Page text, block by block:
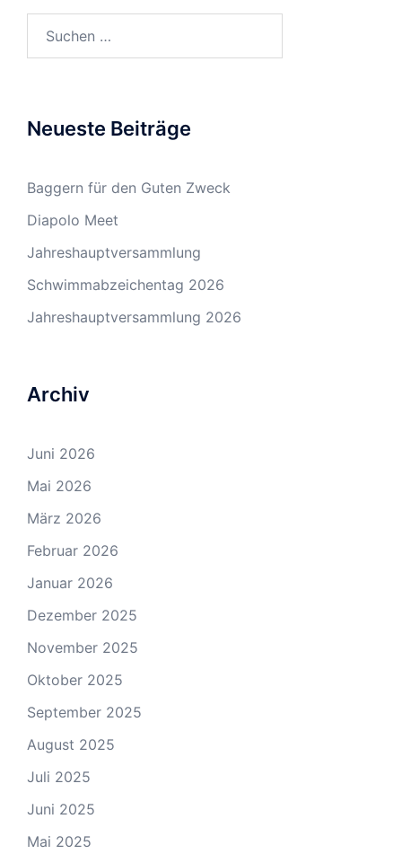
Neueste Beiträge
Baggern für den Guten Zweck
Diapolo Meet
Jahreshauptversammlung
Schwimmabzeichentag 2026
Jahreshauptversammlung 2026
Archiv
Juni 2026
Mai 2026
März 2026
Februar 2026
Januar 2026
Dezember 2025
November 2025
Oktober 2025
September 2025
August 2025
Juli 2025
Juni 2025
Mai 2025